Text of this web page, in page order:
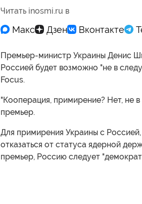
Читать inosmi.ru в
Премьер-министр Украины Денис
Россией будет возможно "не в
Focus.
"Кооперация, примирение? Нет, не
премьер.
Для примирения Украины с
отказаться от статуса ядерной
премьер, Россию следует